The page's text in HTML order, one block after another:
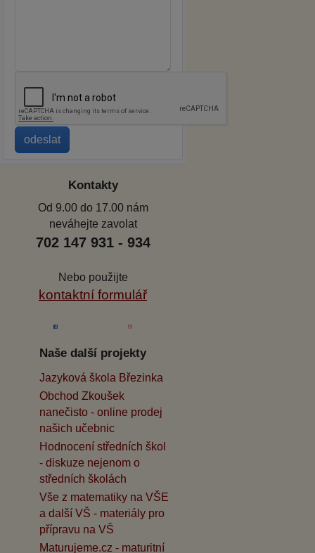
Kontakty
Od 9.00 do 17.00 nám
neváhejte zavolat
702 147 931 - 934
Nebo použijte
kontaktní formulář
Naše další projekty
Jazyková škola Březinka
Obchod Zkoušek
nanečisto - online prodej
našich učebnic
Hodnocení středních škol
- diskuze nejenom o
středních školách
Vše z matematiky na VŠE
a další VŠ - materiály pro
přípravu na VŠ
Maturujeme.cz - maturitní